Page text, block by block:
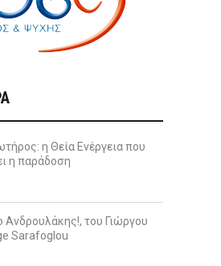
η Θεία Ενέργεια που
η παράδοση
Ανδρουλάκης!, του Γιώργου
Sarafoglou